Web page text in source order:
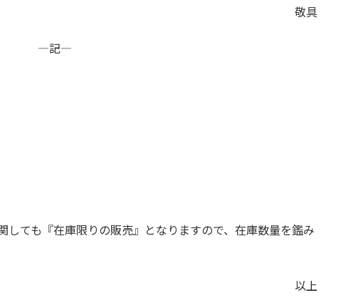
敬具
―記―
ても『在庫限りの販売』となりますので、在庫数量を鑑み
以上